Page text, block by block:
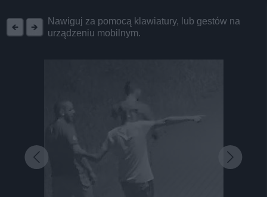
Nawiguj za pomocą klawiatury, lub gestów na
urządzeniu mobilnym.